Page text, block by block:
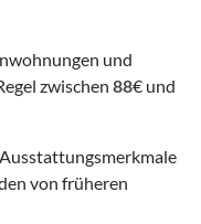
und
zwischen 88€ und
von früheren